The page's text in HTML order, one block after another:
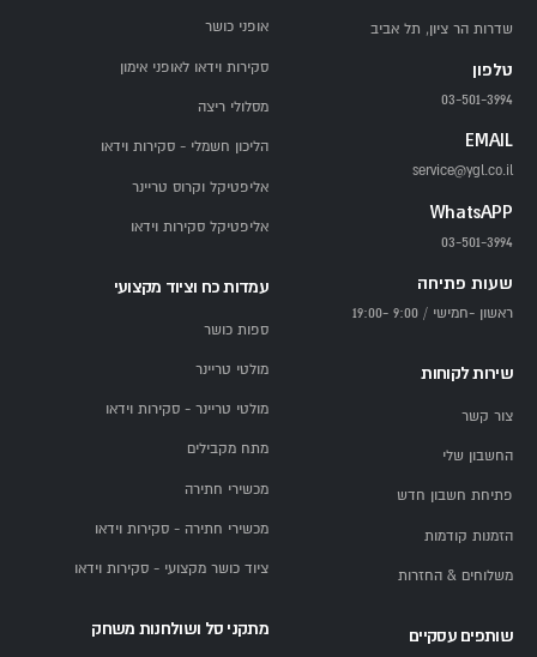
שדרות הר ציון, תל אביב
טלפון
03-501-3994
EMAIL
service@ygl.co.il
WhatsAPP
03-501-3994
שעות פתיחה
ראשון -חמישי / 9:00 -19:00
שירות לקוחות
צור קשר
החשבון שלי
פתיחת חשבון חדש
הזמנות קודמות
משלוחים & החזרות
שותפים עסקיים
אופני כושר
סקירות וידאו לאופני אימון
מסלולי ריצה
הליכון חשמלי - סקירות וידאו
אליפטיקל וקרוס טריינר
אליפטיקל סקירות וידאו
עמדות כח וציוד מקצועי
ספות כושר
מולטי טריינר
מולטי טריינר - סקירות וידאו
מתח מקבילים
מכשירי חתירה
מכשירי חתירה - סקירות וידאו
ציוד כושר מקצועי - סקירות וידאו
מתקני סל ושולחנות משחק